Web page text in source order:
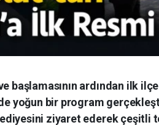
başlamasının ardından ilk
yoğun bir program
ziyaret ederek çeşitli